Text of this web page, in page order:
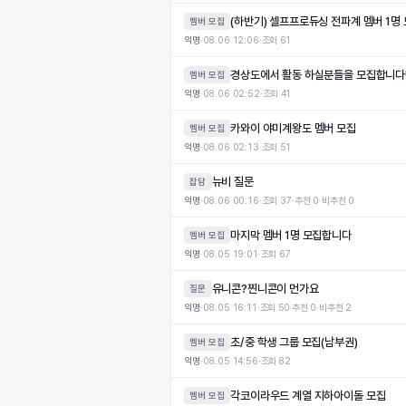
멤버 모집 (하반기) 셀프프로듀싱 전파계 멤버 1명
익명·08.06 12:06·조회 61
멤버 모집 경상도에서 활동 하실분들을 모집합니
익명·08.06 02:52·조회41
멤버 모집 카와이 야미계왕도 멤버 모집
익명·08.06 02:13·조회 51
잡담 뉴비 질문
익명·08.06 00:16·조회 37·추천 0·비추천 0
멤버 모집 마지막 멤버 1명 모집합니다
익명·08.05 19:01 ·조회 67
질문 유니콘?찐니콘이 먼가요
익명·08.05 16:11 ·조회 50·추천 0·비추천 2
멤버 모집 초/중 학생 그룹 모집(남부권)
익명·08.05 14:56·조회82
멤버 모집 각코이라우드 계열 지하아이돌 모집